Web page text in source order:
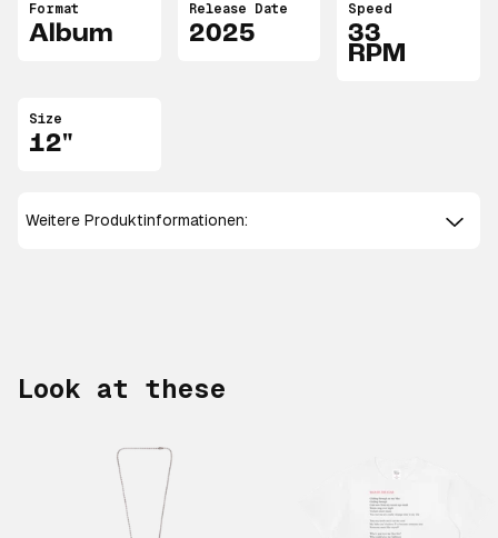
Format
Album
Release Date
2025
Speed
33
RPM
Size
12"
Weitere Produktinformationen:
Look at these